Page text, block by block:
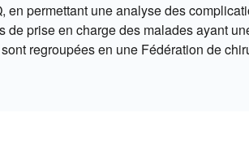
en permettant une analyse des
de prise en charge des malades ayant
regroupées en une Fédération de